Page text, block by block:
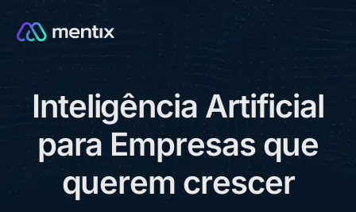
Inteligência Artificial
para Empresas que
querem crescer
CONSULTORIA GRÁTIS